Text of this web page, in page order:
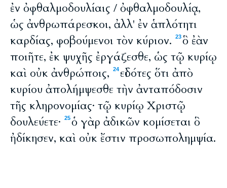
ἐν ὀφθαλμοδουλίαις / ὀφθαλμοδουλίᾳ,
ὡς ἀνθρωπάρεσκοι, ἀλλ' ἐν ἁπλότητι
καρδίας, φοβούμενοι τὸν κύριον.
23ὃ ἐὰν
ποιῆτε, ἐκ ψυχῆς ἐργάζεσθε, ὡς τῷ κυρίῳ
καὶ οὐκ ἀνθρώποις,
24 εἰδότες ὅτι ἀπὸ
κυρίου ἀπολήμψεσθε τὴν ἀνταπόδοσιν
τῆς κληρονομίας· τῷ κυρίῳ Χριστῷ
δουλεύετε·
25ὁ γὰρ ἀδικῶν κομίσεται ὃ
ἠδίκησεν, καὶ οὐκ ἔστιν προσωπολημψία.